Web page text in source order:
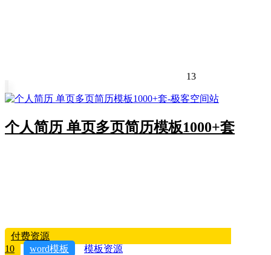
13
个人简历 单页多页简历模板1000+套
付费资源
10
word模板
模板资源